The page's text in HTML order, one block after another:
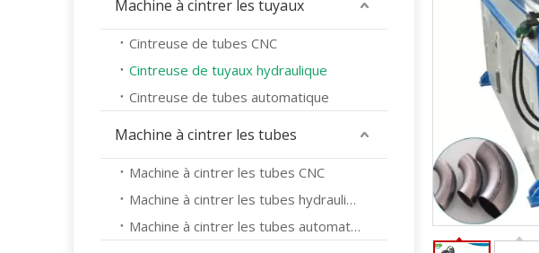
Machine à cintrer les tuyaux
Cintreuse de tubes CNC
Cintreuse de tuyaux hydraulique
Cintreuse de tubes automatique
Machine à cintrer les tubes
Machine à cintrer les tubes CNC
Machine à cintrer les tubes hydrauliques
Machine à cintrer les tubes automatique